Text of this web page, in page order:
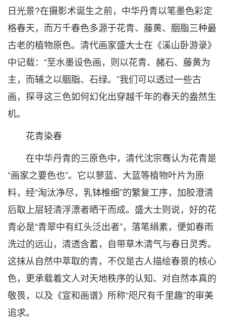
日光景?在摄影术诞生之前，中华丹青以笔墨色彩定
格春天，而万千春色多源于花青、藤黄、胭脂三种最
古老的植物原色。清代画家盛大士在《溪山卧游录》
中记载：“至水墨设色画，则以花青、赭石、藤黄为
主，而辅之以胭脂、石绿。”我们可以透过一些古
画，探寻这三色如何幻化出穿越千年的春天的盎然生
机。
花青染春
在中华丹青的三原色中，清代沈宗骞认为花青是
“画家之要色也”。它以蓼蓝、大蓝等植物叶片为原
料，经“淘汰净尽，乳钵椎细”的繁复工序，加胶澄清
后取上层轻清浮漂者晒干而成。盛大士则说，好的花
青必是“青翠中有红头泛出者”，落笔绢素，便如春雨
洗过的远山，清透含蓄，自带草木清气与春日灵秀。
这抹从自然中萃取的青，不仅是古人描绘春景的核心
色，更承载着文人对天地秩序的认知、对自然本真的
敬畏，以及《宣和画谱》所称“咫尺有千里趣”的审美
追求。